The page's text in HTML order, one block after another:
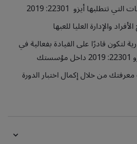
أيزو 22301: 2019
والإدارة العليا للعبها
لتكون قادرًا على القيادة بفعالية في
من خلال إكمال اختبار الدورة